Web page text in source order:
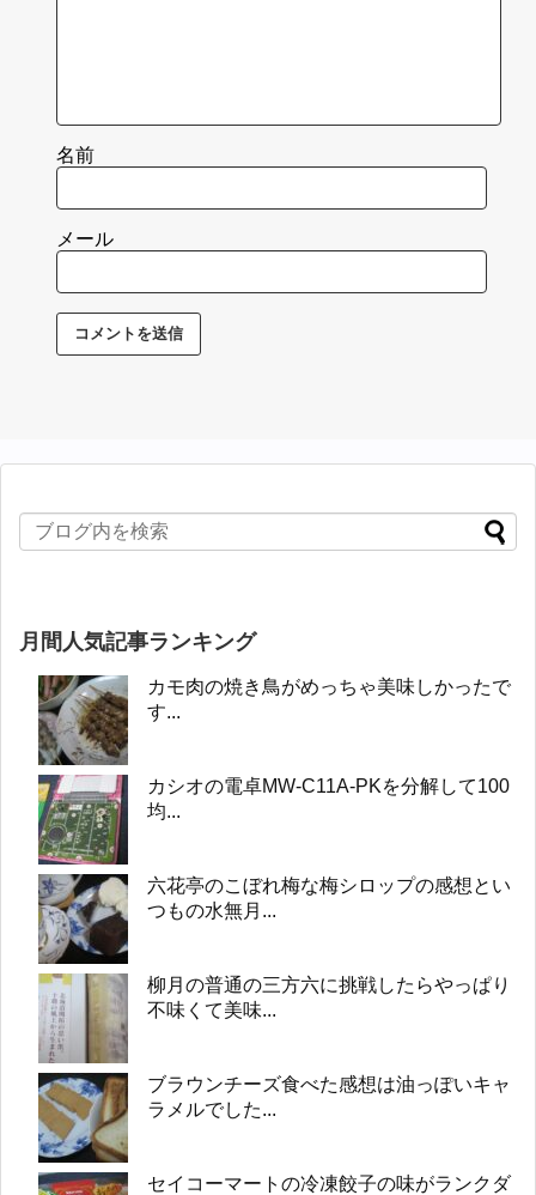
名前
メール
月間人気記事ランキング
カモ肉の焼き鳥がめっちゃ美味しかったで
す...
カシオの電卓MW-C11A-PKを分解して100
均...
六花亭のこぼれ梅な梅シロップの感想とい
つもの水無月...
柳月の普通の三方六に挑戦したらやっぱり
不味くて美味...
ブラウンチーズ食べた感想は油っぽいキャ
ラメルでした...
セイコーマートの冷凍餃子の味がランクダ